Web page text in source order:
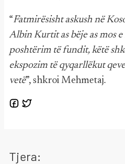
“Fatmirësisht askush në
Albin Kurtit as bëje as mos e
poshtërim të fundit, këtë
ekspozim të qyqarllëkut
vetë”, shkroi Mehmetaj.
Tjera: